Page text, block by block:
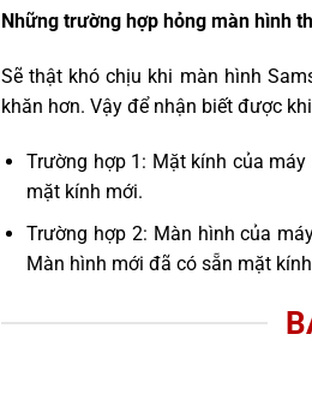
Những trường hợp hỏng màn hình
Sẽ thật khó chịu khi màn hình
khăn hơn. Vậy để nhận biết được
Trường hợp 1: Mặt kính của
mặt kính mới.
Trường hợp 2: Màn hình của
Màn hình mới đã có sẵn mặt